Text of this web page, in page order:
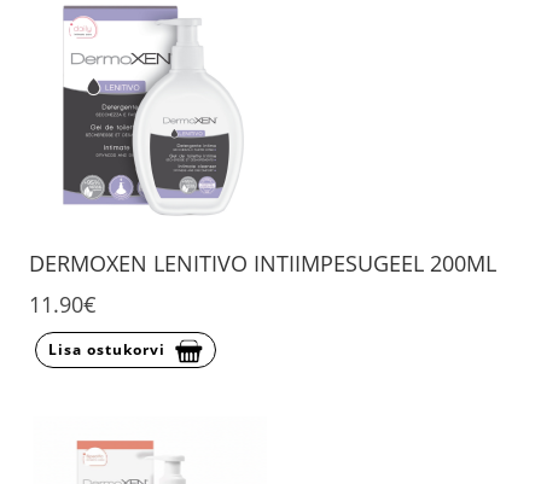
DERMOXEN LENITIVO INTIIMPESUGEEL 200ML
11.90€
Lisa ostukorvi